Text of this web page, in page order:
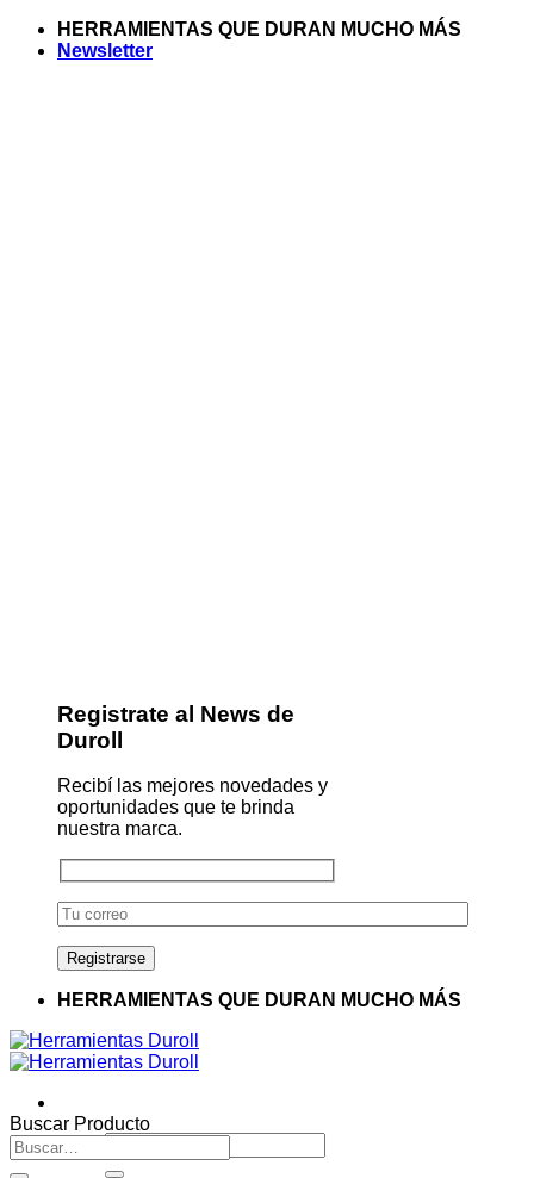
Saltar
HERRAMIENTAS QUE DURAN MUCHO MÁS
Newsletter
Registrate al News de
Duroll
Recibí las mejores novedades y
oportunidades que te brinda
nuestra marca.
HERRAMIENTAS QUE DURAN MUCHO MÁS
Buscar
por:
Buscar Producto
Buscar
por: